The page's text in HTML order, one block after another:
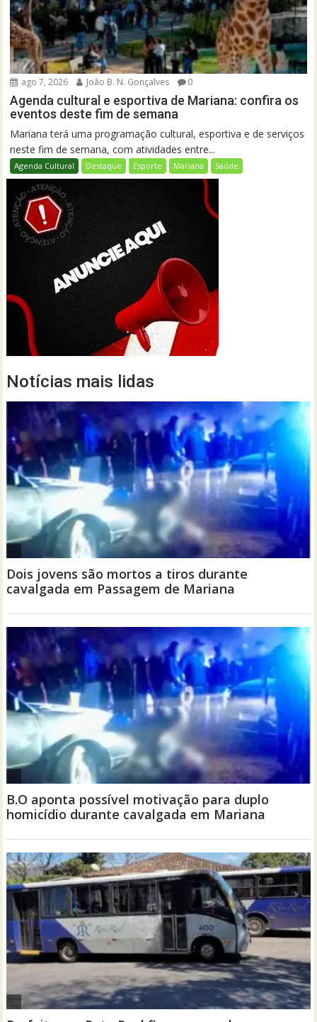
ago 7, 2026 João B. N. Gonçalves 0
Agenda cultural e esportiva de Mariana: confira os
eventos deste fim de semana
Mariana terá uma programação cultural, esportiva e de serviços
neste fim de semana, com atividades entre...
Agenda Cultural Destaque Esporte Mariana Saúde
Notícias mais lidas